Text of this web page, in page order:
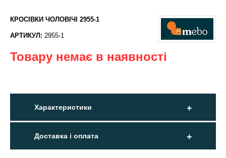
КРОСІВКИ ЧОЛОВІЧІ 2955-1
АРТИКУЛ: 2955-1
Товару немає в наявності
Характеристики
Доставка і оплата